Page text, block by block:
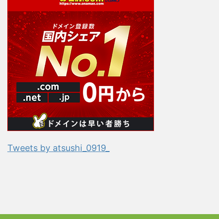
Tweets by atsushi_0919_